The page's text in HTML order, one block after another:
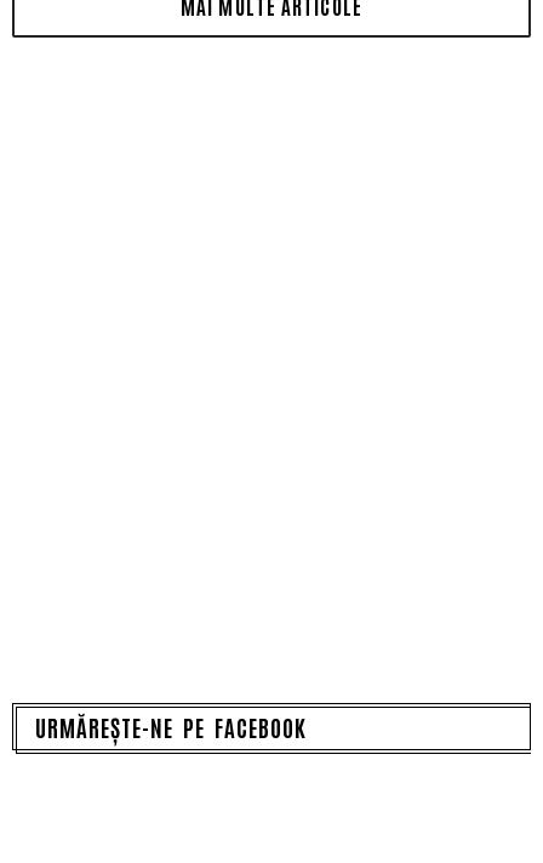
URMĂREȘTE-NE PE FACEBOOK